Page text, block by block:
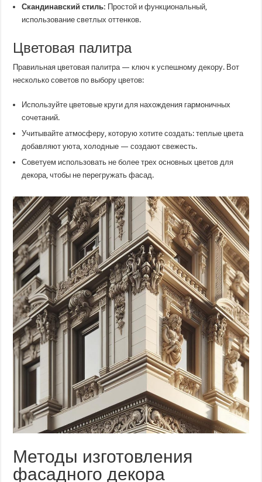
Скандинавский стиль: Простой и функциональный,
использование светлых оттенков.
Цветовая палитра
Правильная цветовая палитра — ключ к успешному декору. Вот
несколько советов по выбору цветов:
Используйте цветовые круги для нахождения гармоничных
сочетаний.
Учитывайте атмосферу, которую хотите создать: теплые цвета
добавляют уюта, холодные — создают свежесть.
Советуем использовать не более трех основных цветов для
декора, чтобы не перегружать фасад.
Методы изготовления
фасадного декора